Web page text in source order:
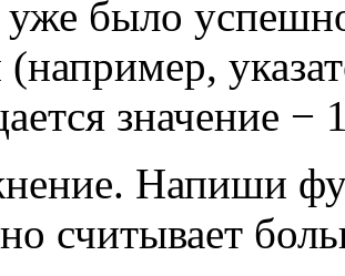
уже было
значение −
Напиши
считывает